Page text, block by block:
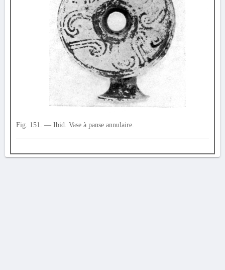
Fig. 151. — Ibid. Vase à panse annulaire.